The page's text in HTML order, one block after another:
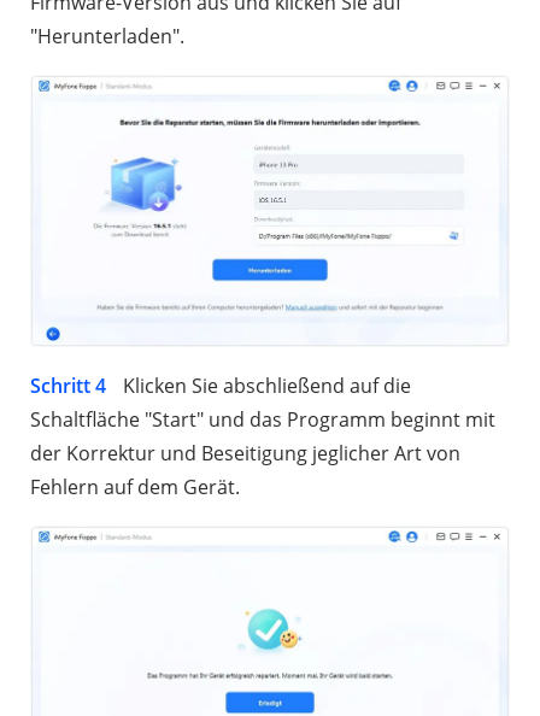
"Herunterladen".
Schritt 4
Klicken Sie abschließend auf die
Schaltfläche "Start" und das Programm beginnt mit
der Korrektur und Beseitigung jeglicher Art von
Fehlern auf dem Gerät.